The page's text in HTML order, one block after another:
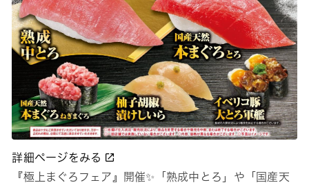
詳細ページをみる
『極上まぐろフェア』開催✨「熟成中とろ」や「国産天